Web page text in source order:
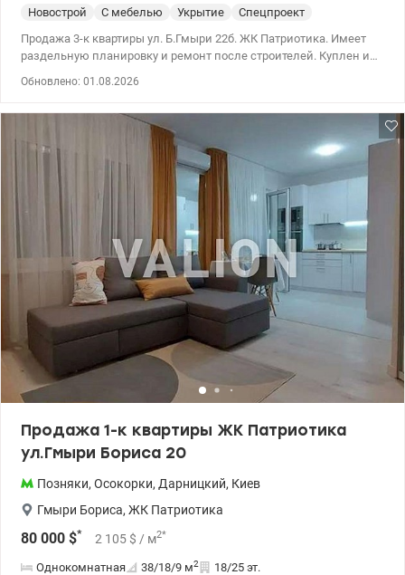
Новострой С мебелью Укрытие
Спецпроект
Продажа 3-к квартиры ул. Б.Гмыри 22б. ЖК Патриотика. Имеет
раздельную планировку и ремонт после строителей. Куплен и
магазины, торговые центры, супермаркеты, отделения почты и
банков, остановки транспорта. 044 200 10 80 valion.ua/1143994
Обновлено: 01.08.2026
Продажа 1-к квартиры ЖК Патриотика
ул.Гмыри Бориса 20
Позняки, Осокорки, Дарницкий, Киев
Гмыри Бориса, ЖК Патриотика
80 000 $* 2 105 $ / м2*
Однокомнатная 38/18/9 м2 18/25 эт.